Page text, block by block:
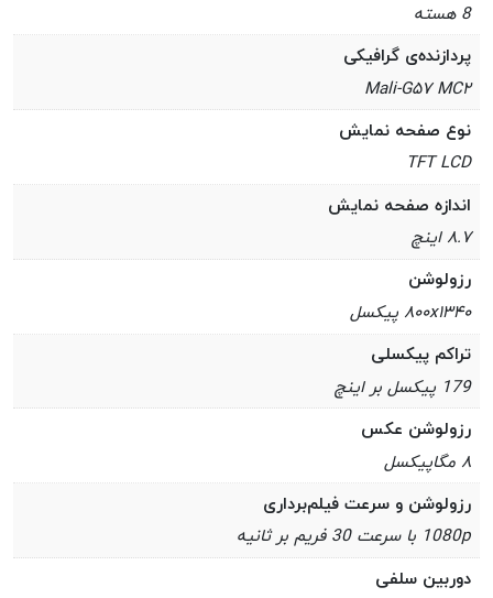
8 هسته
پردازنده‌ی گرافیکی
Mali-G۵۷ MC۲
نوع صفحه نمایش
TFT LCD
اندازه صفحه نمایش
۸.۷ اینچ
رزولوشن
۸۰۰x۱۳۴۰ پیکسل
تراکم پیکسلی
179 پیکسل بر اینچ
رزولوشن عکس
۸ مگاپیکسل
رزولوشن و سرعت فیلم‌برداری
1080p با سرعت 30 فریم بر ثانیه
دوربین سلفی